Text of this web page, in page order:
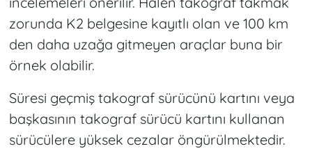
zorunda K2 belgesine kayıtlı olan ve 100 km
den daha uzağa gitmeyen araçlar buna bir
örnek olabilir.
Süresi geçmiş takograf sürücünü kartını veya
başkasının takograf sürücü kartını kullanan
sürücülere yüksek cezalar öngürülmektedir.